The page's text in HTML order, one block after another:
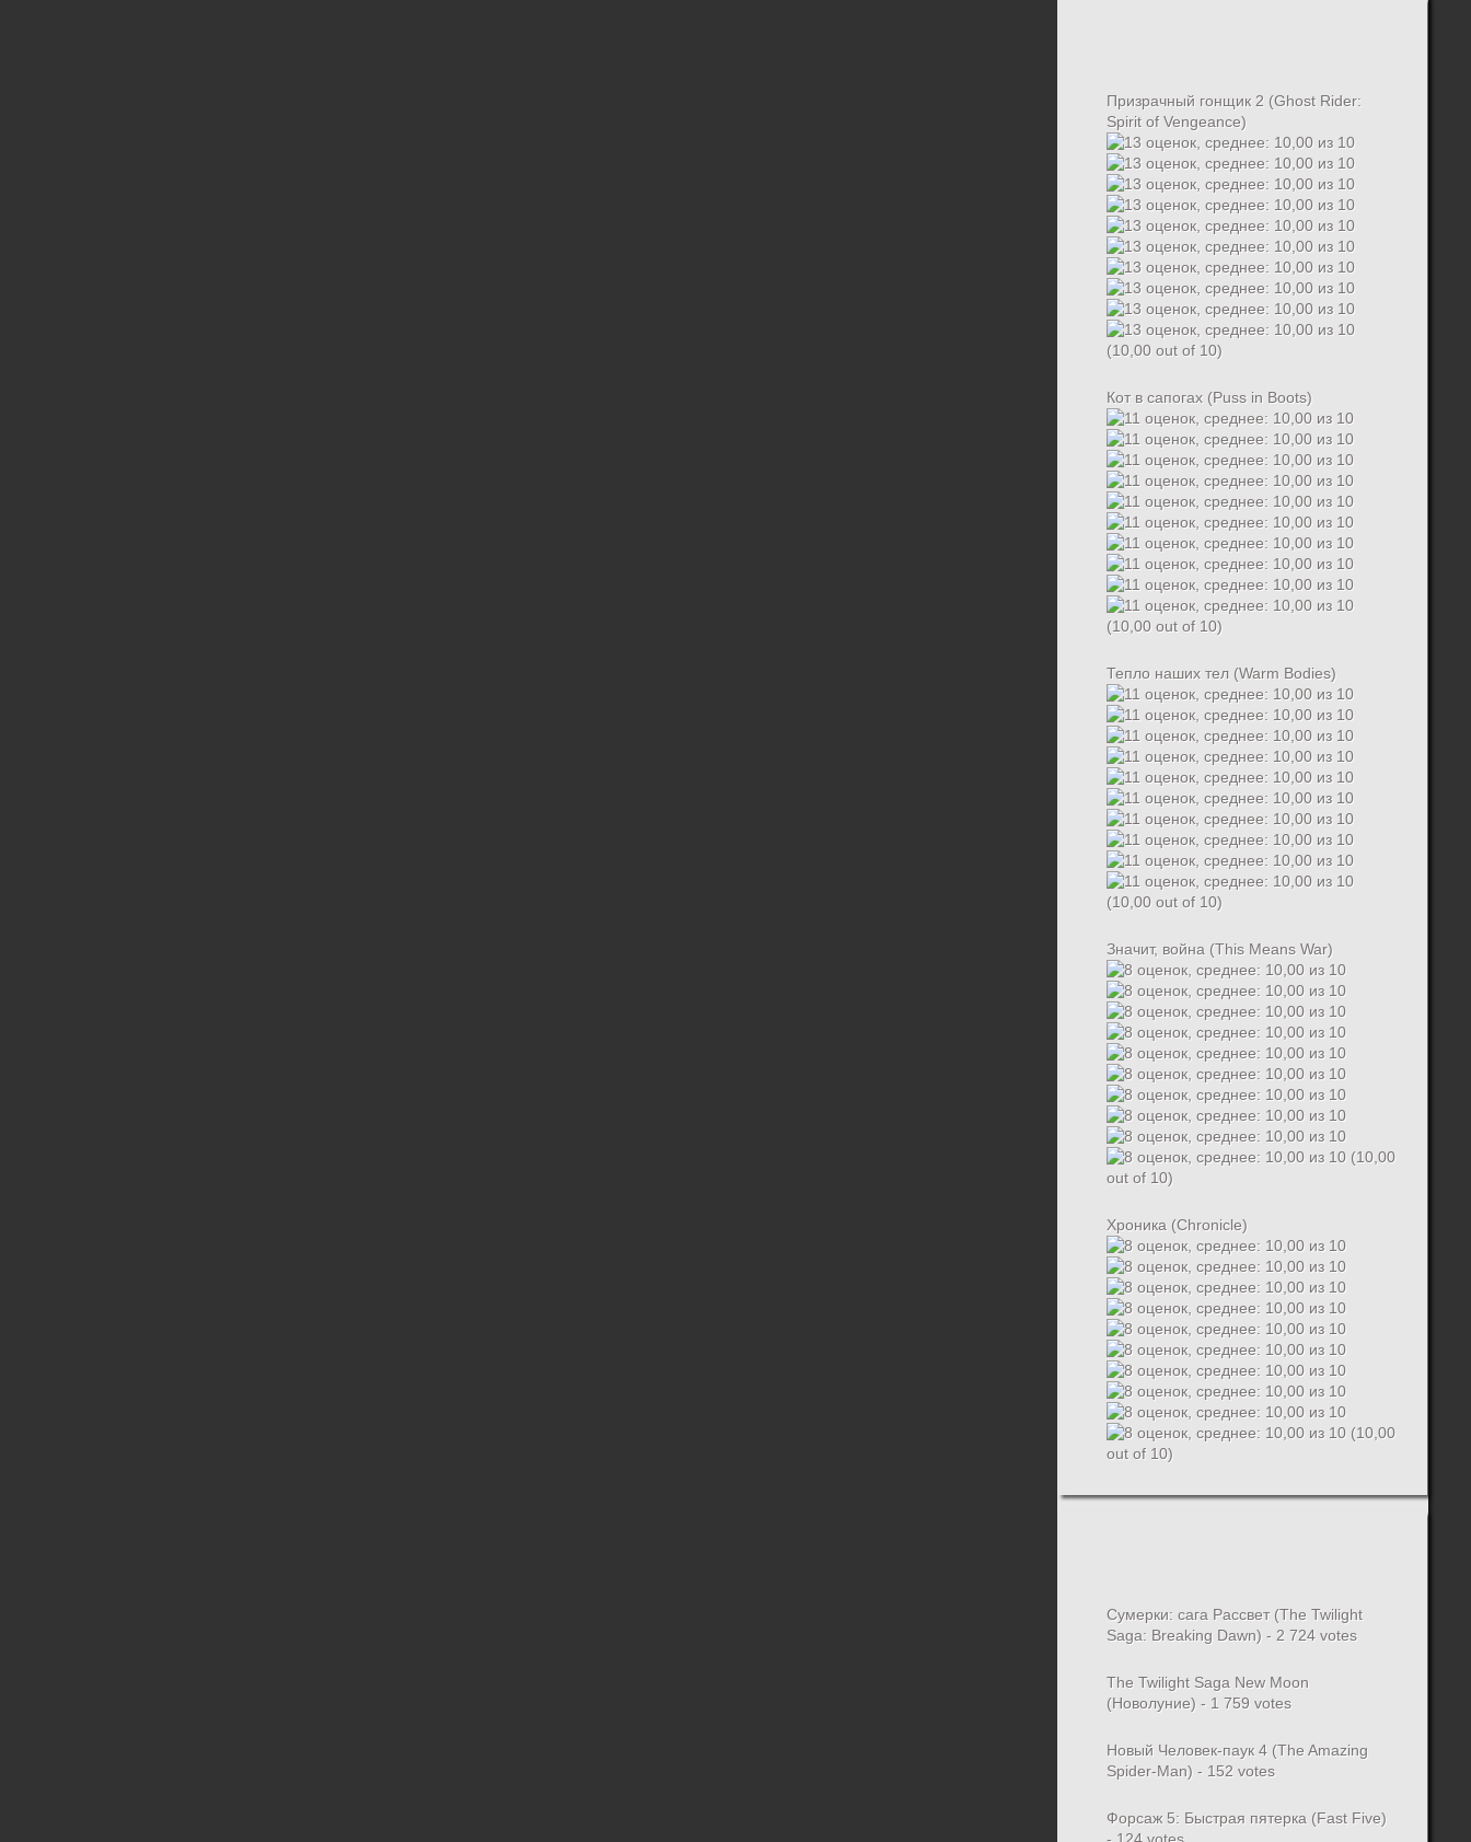
Призрачный гонщик 2 (Ghost Rider:
Spirit of Vengeance)
(10,00 out of 10)
Кот в сапогах (Puss in Boots)
(10,00 out of 10)
Тепло наших тел (Warm Bodies)
(10,00 out of 10)
Значит, война (This Means War)
(10,00
out of 10)
Хроника (Chronicle)
(10,00
out of 10)
Сумерки: cага Рассвет (The Twilight
Saga: Breaking Dawn) - 2 724 votes
The Twilight Saga New Moon
(Новолуние) - 1 759 votes
Новый Человек-паук 4 (The Amazing
Spider-Man) - 152 votes
Форсаж 5: Быстрая пятерка (Fast Five)